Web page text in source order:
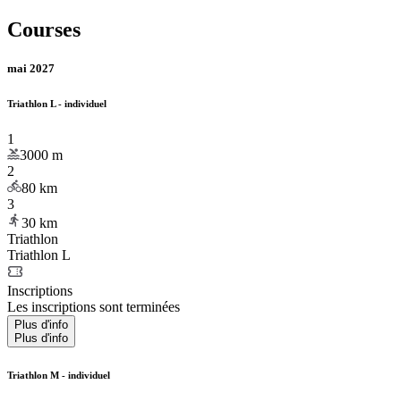
Courses
mai 2027
Triathlon L - individuel
1
3000 m
2
80 km
3
30 km
Triathlon
Triathlon L
Inscriptions
Les inscriptions sont terminées
Plus d'info
Plus d'info
Triathlon M - individuel